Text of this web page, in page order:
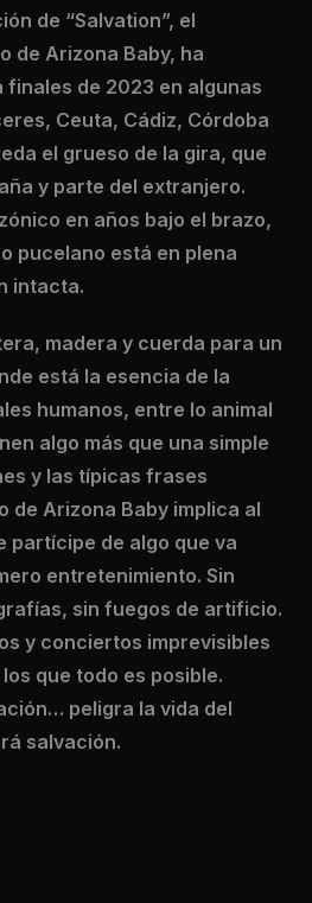
de “Salvation”, el
de Arizona Baby, ha
de 2023 en algunas
Ceuta, Cádiz, Córdoba
el grueso de la gira, que
y parte del extranjero.
en años bajo el brazo,
pucelano está en plena
intacta.
madera y cuerda para un
está la esencia de la
humanos, entre lo animal
algo más que una simple
y las típicas frases
de Arizona Baby implica al
partícipe de algo que va
entretenimiento. Sin
sin fuegos de artificio.
y conciertos imprevisibles
que todo es posible.
peligra la vida del
salvación.